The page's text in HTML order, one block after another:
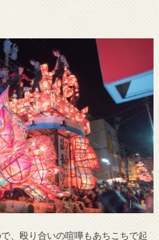
、殴り合いの喧嘩もあちこちで起